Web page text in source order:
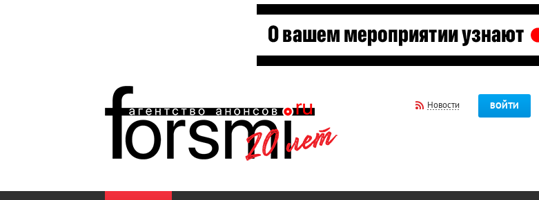
Новости ВОЙТИ